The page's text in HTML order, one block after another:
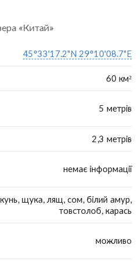
«Китай»
45°33'17.2"N 29°10'08.7"E
60 км²
5 метрів
2,3 метрів
немає інформації
щука, лящ, сом, білий амур,
товстолоб, карась
можливо